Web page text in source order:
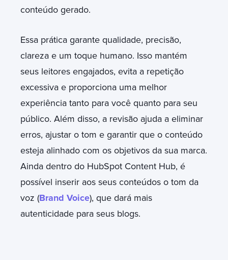
conteúdo gerado.
Essa prática garante qualidade, precisão,
clareza e um toque humano. Isso mantém
seus leitores engajados, evita a repetição
excessiva e proporciona uma melhor
experiência tanto para você quanto para seu
público. Além disso, a revisão ajuda a eliminar
erros, ajustar o tom e garantir que o conteúdo
esteja alinhado com os objetivos da sua marca.
Ainda dentro do HubSpot Content Hub, é
possível inserir aos seus conteúdos o tom da
voz (Brand Voice), que dará mais
autenticidade para seus blogs.